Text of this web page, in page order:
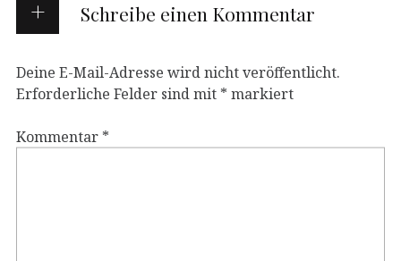
Schreibe einen Kommentar
Deine E-Mail-Adresse wird nicht veröffentlicht.
Erforderliche Felder sind mit * markiert
Kommentar *